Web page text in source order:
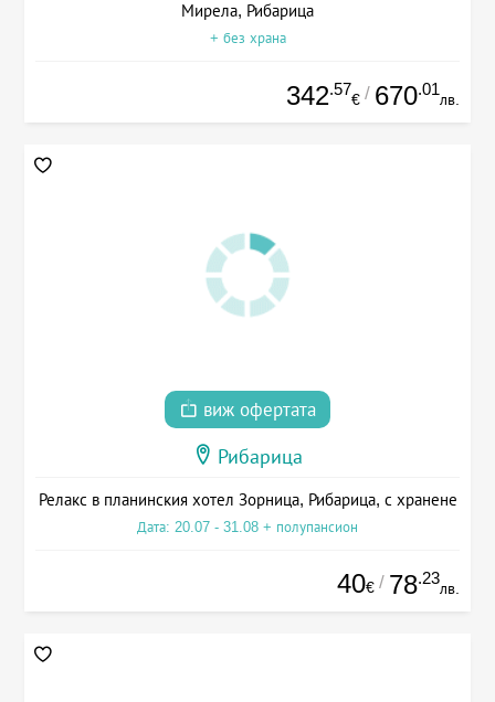
Мирела, Рибарица
+ без храна
342.57
€ / 670.01
лв.
виж офертата
Рибарица
Релакс в планинския хотел Зорница, Рибарица, с хранене
Дата: 20.07 - 31.08 + полупансион
40€ / 78.23
лв.